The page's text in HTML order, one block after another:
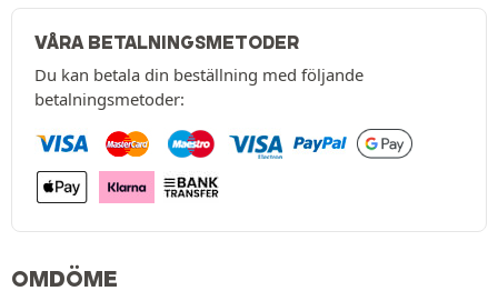
VÅRA BETALNINGSMETODER
Du kan betala din beställning med följande
betalningsmetoder:
OMDÖME